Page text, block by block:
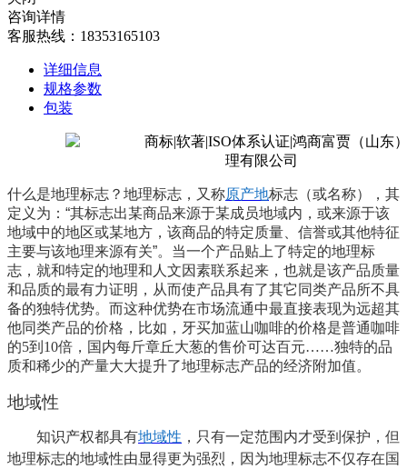
咨询详情
客服热线：18353165103
详细信息
规格参数
包装
什么是地理标志？ 地理标志，又称原产地标志（或名称），其
定义为： “其标志出某商品来源于某成员地域内，或来源于该
地域中的地区或某地方，该商品的特定质量、信誉或其他特征
主要与该地理来源有关”。 当一个产品贴上了特定的地理标
志，就和特定的地理和人文因素联系起来，也就是该产品质量
和品质的最有力证明，从而使产品具有了其它同类产品所不具
备的独特优势。而这种优势在市场流通中最直接表现为远超其
他同类产品的价格，比如，牙买加蓝山咖啡的价格是普通咖啡
的5到10倍，国内每斤章丘大葱的售价可达百元……独特的品
质和稀少的产量大大提升了地理标志产品的经济附加值。
地域性
知识产权都具有地域性 ，只有一定范围内才受到保护，但
地理标志的地域性由显得更为强烈，因为地理标志不仅存在国